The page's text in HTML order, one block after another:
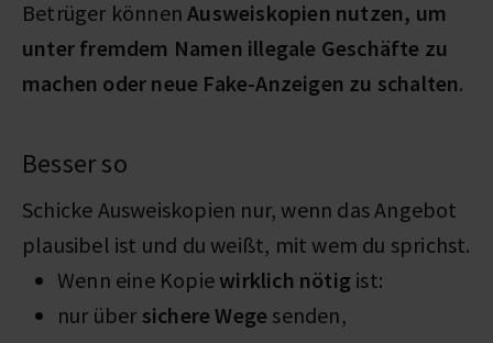
Betrüger können Ausweiskopien nutzen, um
unter fremdem Namen illegale Geschäfte zu
machen oder neue Fake-Anzeigen zu schalten.
Besser so
Schicke Ausweiskopien nur, wenn das Angebot
plausibel ist und du weißt, mit wem du sprichst.
Wenn eine Kopie wirklich nötig ist:
nur über sichere Wege senden,